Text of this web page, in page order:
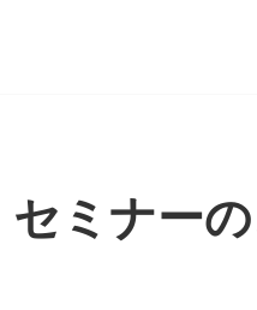
ミナー